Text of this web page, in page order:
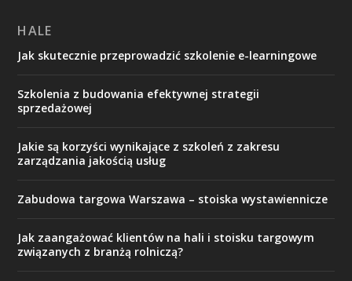
HALE
Jak skutecznie przeprowadzić szkolenie e-learningowe
Szkolenia z budowania efektywnej strategii
sprzedażowej
Jakie są korzyści wynikające z szkoleń z zakresu
zarządzania jakością usług
Zabudowa targowa Warszawa – stoiska wystawiennicze
Jak zaangażować klientów na hali i stoisku targowym
związanych z branżą rolniczą?